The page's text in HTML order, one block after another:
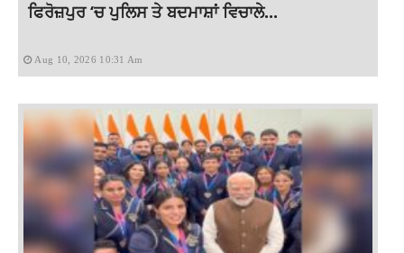
ਫਿਰੋਜ਼ਪੁਰ ‘ਚ ਪੁਲਿਸ ਤੇ ਬਦਮਾਸ਼ਾਂ ਵਿਚਾਲੇ...
Aug 10, 2026 10:31 Am